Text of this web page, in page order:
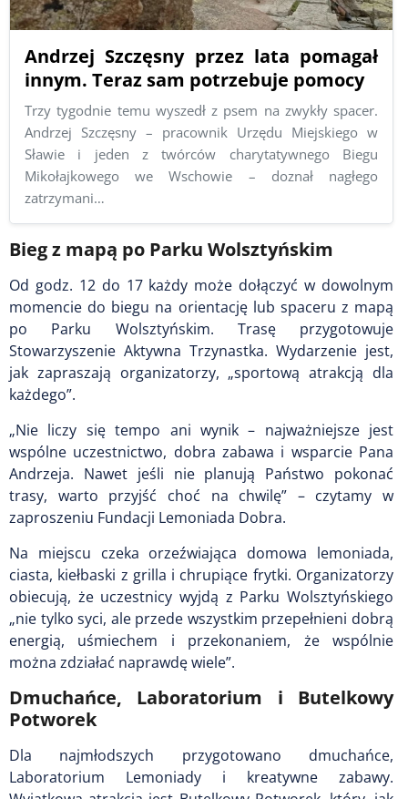
Andrzej Szczęsny przez lata pomagał
innym. Teraz sam potrzebuje pomocy
Trzy tygodnie temu wyszedł z psem na zwykły spacer.
Andrzej Szczęsny – pracownik Urzędu Miejskiego w
Sławie i jeden z twórców charytatywnego Biegu
Mikołajkowego we Wschowie – doznał nagłego
zatrzymani…
Bieg z mapą po Parku Wolsztyńskim
Od godz. 12 do 17 każdy może dołączyć w dowolnym
momencie do biegu na orientację lub spaceru z mapą
po Parku Wolsztyńskim. Trasę przygotowuje
Stowarzyszenie Aktywna Trzynastka. Wydarzenie jest,
jak zapraszają organizatorzy, „sportową atrakcją dla
każdego”.
„Nie liczy się tempo ani wynik – najważniejsze jest
wspólne uczestnictwo, dobra zabawa i wsparcie Pana
Andrzeja. Nawet jeśli nie planują Państwo pokonać
trasy, warto przyjść choć na chwilę” – czytamy w
zaproszeniu Fundacji Lemoniada Dobra.
Na miejscu czeka orzeźwiająca domowa lemoniada,
ciasta, kiełbaski z grilla i chrupiące frytki. Organizatorzy
obiecują, że uczestnicy wyjdą z Parku Wolsztyńskiego
„nie tylko syci, ale przede wszystkim przepełnieni dobrą
energią, uśmiechem i przekonaniem, że wspólnie
można zdziałać naprawdę wiele”.
Dmuchańce, Laboratorium i Butelkowy
Potworek
Dla najmłodszych przygotowano dmuchańce,
Laboratorium Lemoniady i kreatywne zabawy.